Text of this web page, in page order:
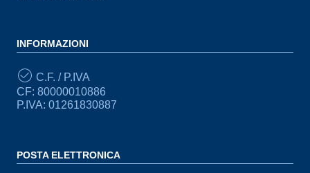
INFORMAZIONI
C.F. / P.IVA
CF: 80000010886
P.IVA: 01261830887
POSTA ELETTRONICA